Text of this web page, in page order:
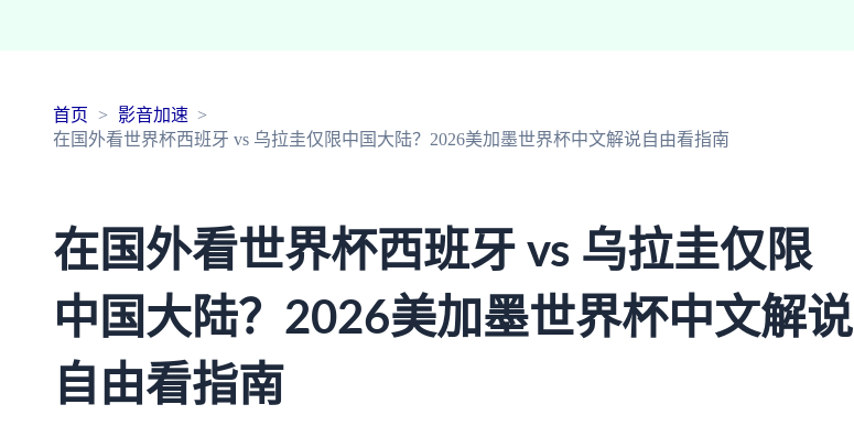
首页
影音加速
在国外看世界杯西班牙 vs 乌拉圭仅限中国大陆？2026美加墨世界杯中文解说自由看指南
在国外看世界杯西班牙 vs 乌拉圭仅限
中国大陆？2026美加墨世界杯中文解说
自由看指南